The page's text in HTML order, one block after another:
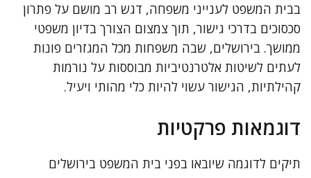
בבית המשפט לענייני משפחה, דגש רב מושם על פתרון
סכסוכים בדרכי גישור, תוך צמצום הצורך בדיון משפטי
ממושך. בירושלים, שבה משפחות מכל המגזרים פונות
לעתים לשיטות אלטרנטיביות מבוססות על נורמות
קהילתיות, הגישור עשוי להיות כלי מהותי ויעיל.
דוגמאות פרקטיות
תיקים לדוגמה שיובאו בפני בית המשפט בירושלים